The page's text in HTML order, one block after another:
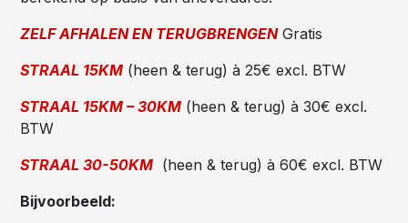
ZELF AFHALEN EN TERUGBRENGENGratis
STRAAL 15KM (heen & terug) à 25€ excl. BTW
STRAAL 15KM – 30KM (heen & terug) à 30€ excl.
BTW
STRAAL 30-50KM (heen & terug) à 60€ excl. BTW
Bijvoorbeeld: